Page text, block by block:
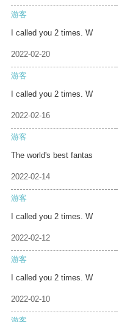
游客
I called you 2 times. W
2022-02-20
游客
I called you 2 times. W
2022-02-16
游客
The world's best fantas
2022-02-14
游客
I called you 2 times. W
2022-02-12
游客
I called you 2 times. W
2022-02-10